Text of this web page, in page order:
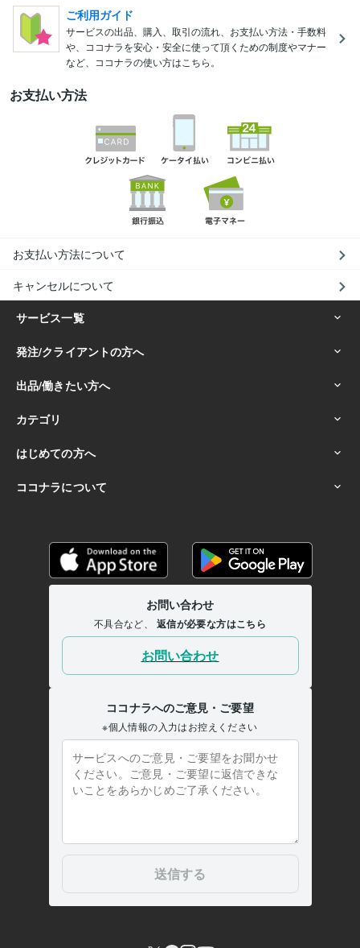
ご利用ガイド
サービスの出品、購入、取引の流れ、お支払い方法・手数料
や、ココナラを安心・安全に使って頂くための制度やマナー
など、ココナラの使い方はこちら。
お支払い方法
お支払い方法について
キャンセルについて